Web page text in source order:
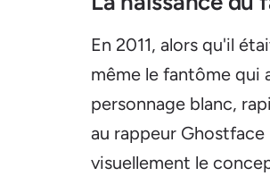
En 2011, alors qu'il
même le fantôme qui
personnage blanc,
au rappeur
visuellement le